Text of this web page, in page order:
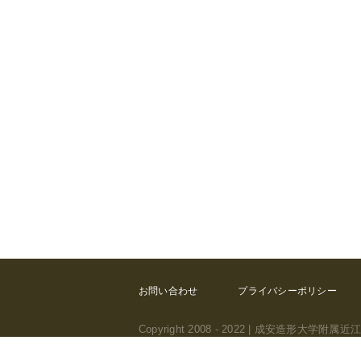
お問い合わせ プライバシーポリシー
Copyright 2008 - 2022 | 成安造形大学附属